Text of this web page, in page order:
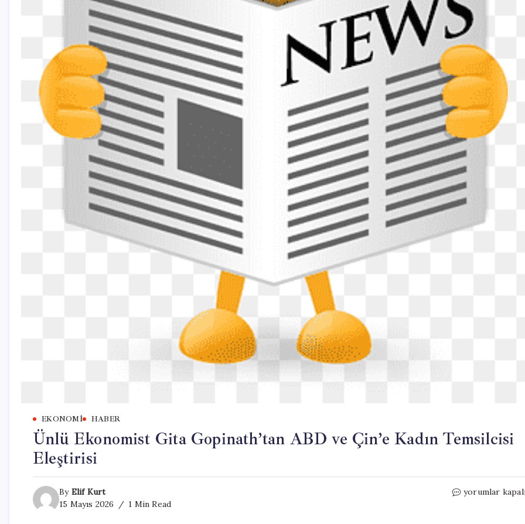
EKONOMI HABER
Ünlü Ekonomist Gita Gopinath’tan ABD ve Çin’e Kadın Temsilcisi
Eleştirisi
By Elif Kurt
15 Mayıs 2026
1 Min Read
Ünlü
yorumlar